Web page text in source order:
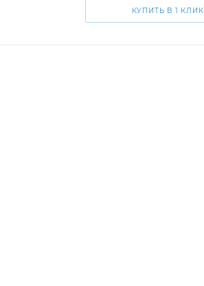
КУПИТЬ В 1 КЛИК